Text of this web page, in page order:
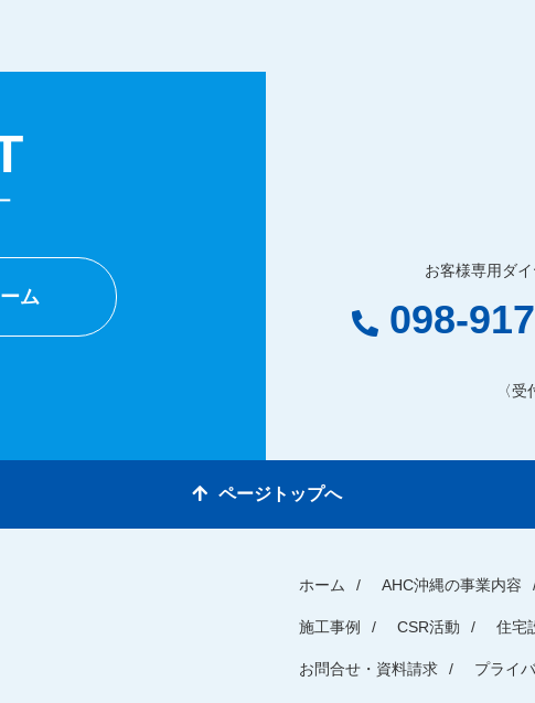
ム
お客様専用ダ
098-
〈
ページトップへ
ホーム AHC沖縄の事業内容
施工事例 CSR活動 住宅
お問合せ・資料請求 プライ